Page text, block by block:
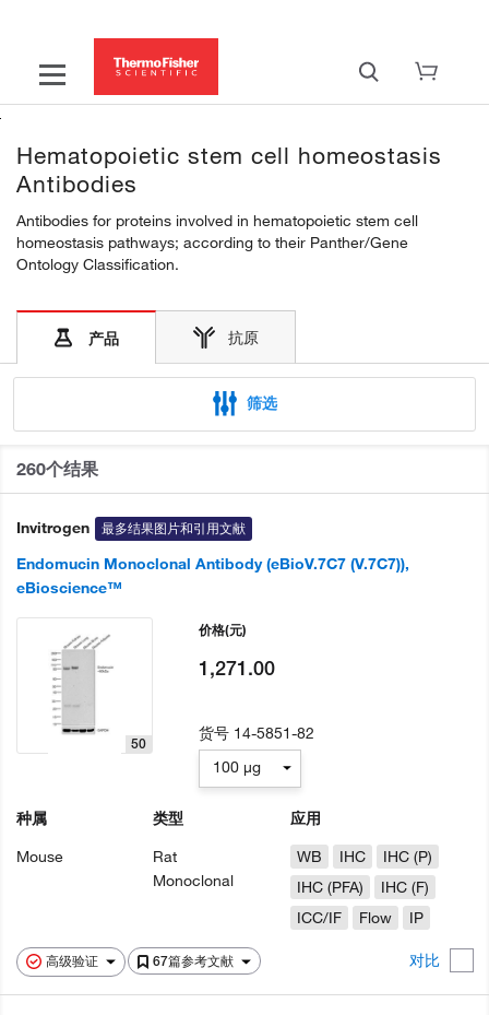
Hematopoietic stem cell homeostasis
Antibodies
Antibodies for proteins involved in hematopoietic stem cell
homeostasis pathways; according to their Panther/Gene
Ontology Classification.
产品 抗原
筛选
260个结果
Invitrogen 最多结果图片和引用文献
Endomucin Monoclonal Antibody (eBioV.7C7 (V.7C7)),
eBioscience™
高级验证 67篇参考文献 对比
50
种属
Mouse
类型
Rat
Monoclonal
应用
WB
IHC
IHC (P)
IHC (PFA)
IHC (F)
ICC/IF
Flow IP
价格(元)
1,271.00
货号 14-5851-82
100 µg